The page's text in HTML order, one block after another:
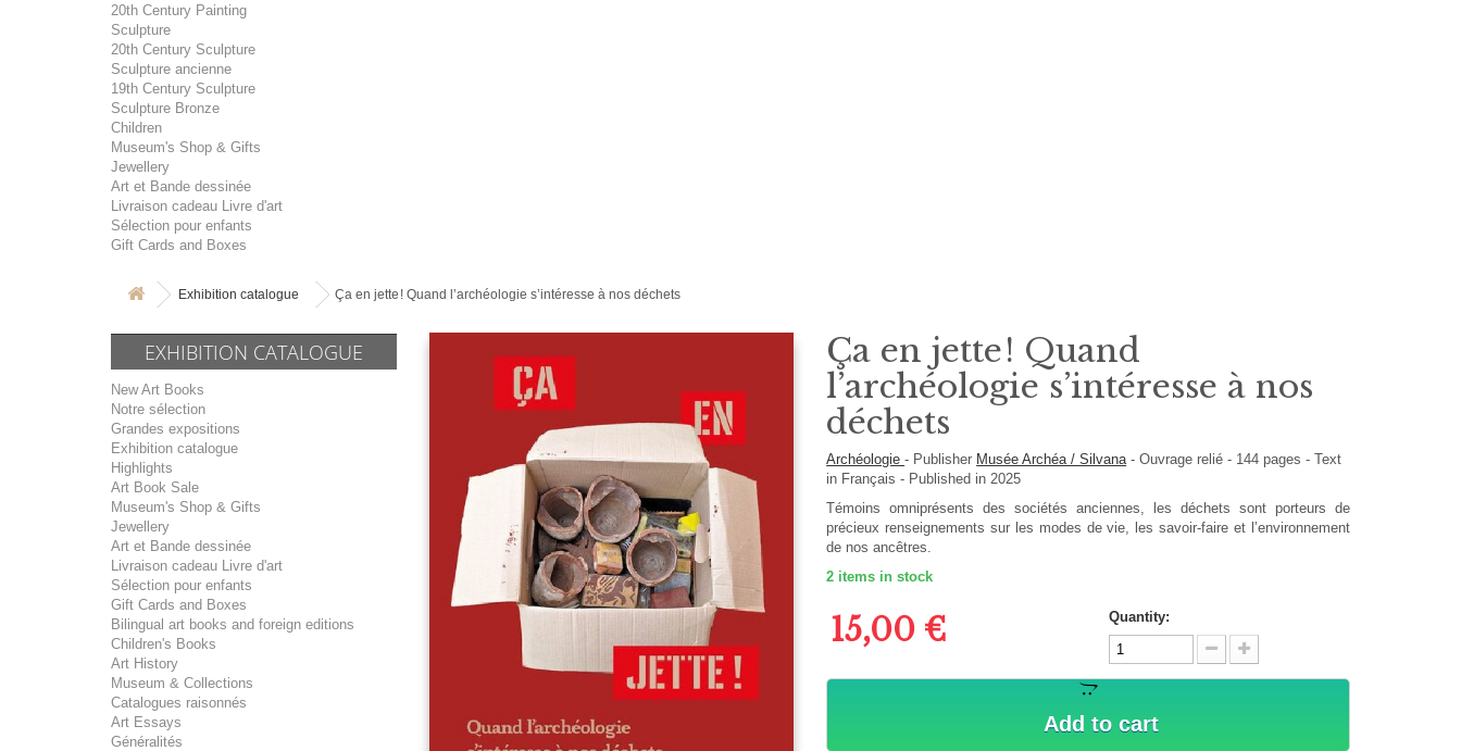
20th Century Painting
Sculpture
20th Century Sculpture
Sculpture ancienne
19th Century Sculpture
Sculpture Bronze
Children
Museum's Shop & Gifts
Jewellery
Art et Bande dessinée
Livraison cadeau Livre d'art
Sélection pour enfants
Gift Cards and Boxes
Exhibition catalogue Ça en jette ! Quand l’archéologie s’intéresse à nos déchets
EXHIBITION CATALOGUE
New Art Books
Notre sélection
Grandes expositions
Exhibition catalogue
Highlights
Art Book Sale
Museum's Shop & Gifts
Jewellery
Art et Bande dessinée
Livraison cadeau Livre d'art
Sélection pour enfants
Gift Cards and Boxes
Bilingual art books and foreign editions
Children's Books
Art History
Museum & Collections
Catalogues raisonnés
Art Essays
Généralités
Ça en jette ! Quand
l’archéologie s’intéresse à nos
déchets
Archéologie- Publisher Musée Archéa / Silvana -Ouvrage relié- 144pages -Text
in Français- Published in 2025
Témoins omniprésents des sociétés anciennes, les déchets sont porteurs de
précieux renseignements sur les modes de vie, les savoir-faire et l’environnement
de nos ancêtres.
2 items in stock
15,00 € Quantity:
Add to cart